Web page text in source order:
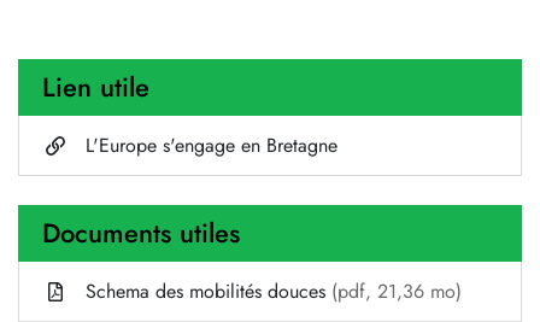
Lien utile
L'Europe s'engage en Bretagne
Documents utiles
Schema des mobilités douces (pdf, 21,36 mo)